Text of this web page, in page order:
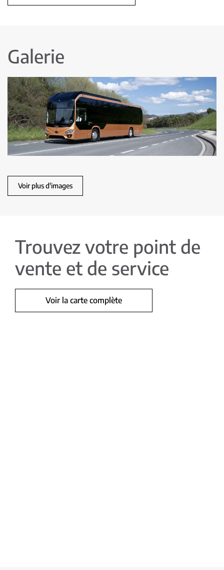
Galerie
Voir plus d'images
Trouvez votre point de
vente et de service
Voir la carte complète